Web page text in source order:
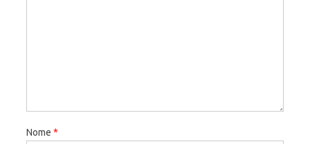
Nome *